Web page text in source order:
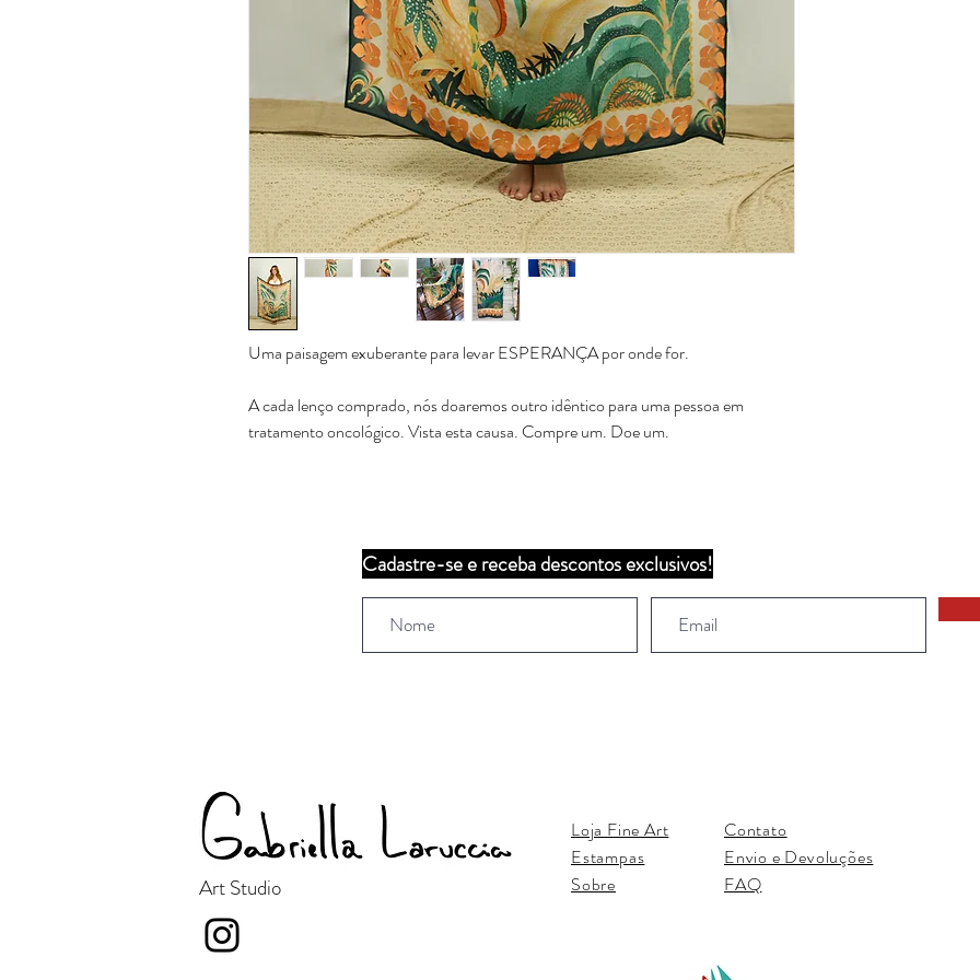
Uma paisagem exuberante para levar ESPERANÇA por onde for.
A cada lenço comprado, nós doaremos outro idêntico para uma pessoa em
tratamento oncológico. Vista esta causa. Compre um. Doe um.
Art Studio
Loja Fine Art
Estampas
Sobre
Contato
Envio e Devoluções
FAQ
Cadastre-se e receba descontos exclusivos!